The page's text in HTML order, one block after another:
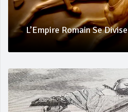
L’Empire Romain Se Divise